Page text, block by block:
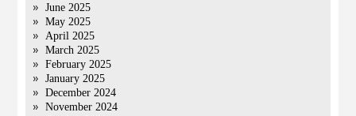
June 2025
May 2025
April 2025
March 2025
February 2025
January 2025
December 2024
November 2024